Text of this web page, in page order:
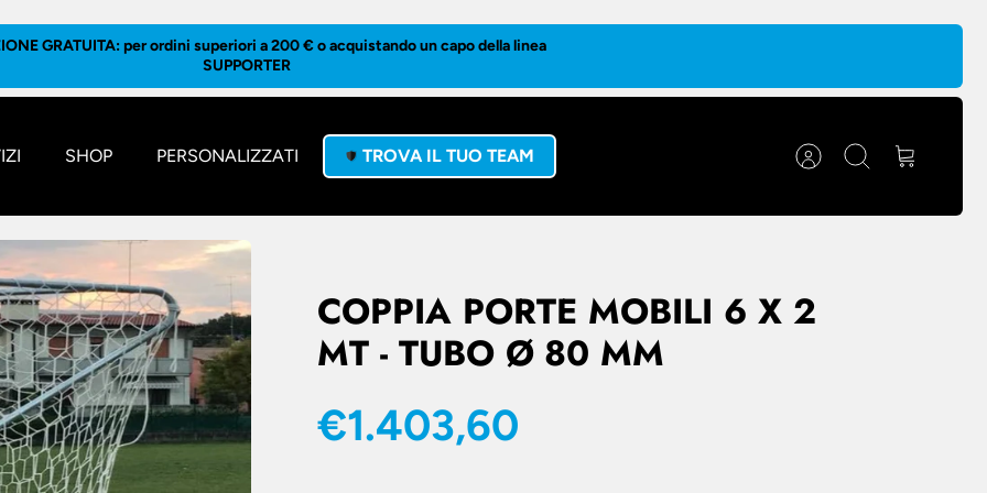
GRATUITA: per ordini superiori a 200 € o acquistando un capo della linea
SUPPORTER
SHOP PERSONALIZZATI TROVA IL TUO TEAM Account Cerca Carrello
COPPIA PORTE MOBILI 6 X 2
MT - TUBO Ø 80 MM
€1.403,60